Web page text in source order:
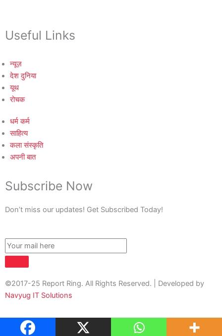
Useful Links
न्यूज़
देश दुनिया
यूथ
रोचक
धर्म कर्म
साहित्य
कला संस्कृति
अपनी बात
Subscribe Now
Don’t miss our updates! Get Subscribed Today!
©2017-25 Report Ring. All Rights Reserved. | Developed by
Navyug IT Solutions
About Us